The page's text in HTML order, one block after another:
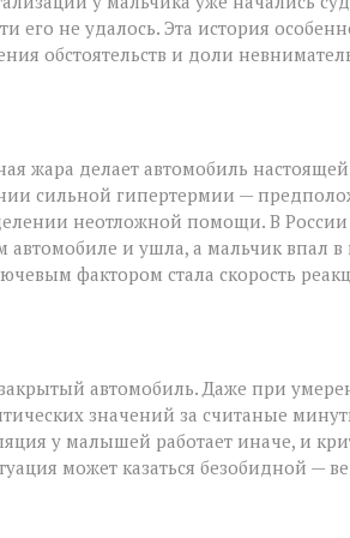
его не удалось. Эта история
обстоятельств и доли
жара делает автомобиль
сильной гипертермии —
неотложной помощи. В
и ушла, а мальчик впал в
фактором стала скорость
автомобиль. Даже при
значений за считаные
у малышей работает иначе, и
может казаться безобидной —